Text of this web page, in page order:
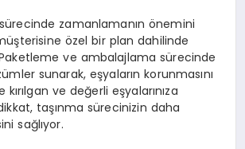
zamanlamanın önemini
özel bir plan dahilinde
ve ambalajlama sürecinde
sunarak, eşyaların korunmasını
kırılgan ve değerli eşyalarınıza
taşınma sürecinizin daha
sağlıyor.